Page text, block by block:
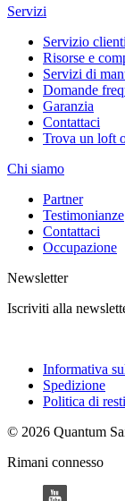
Servizi
Servizio clienti
Risorse e
Servizi di
Domande
Garanzia
Contattaci
Trova un loft
Chi siamo
Partner
Testimonianze
Contattaci
Occupazione
Newsletter
Iscriviti alla
Informativa
Spedizione
Politica di
© 2026 Quantum
Rimani connesso